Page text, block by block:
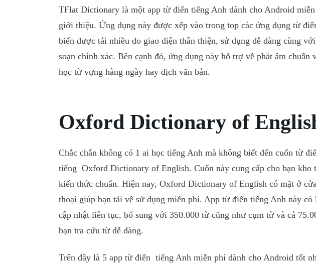
TFlat Dictionary là một app từ điển tiếng Anh dành cho Android
giới thiệu. Ứng dụng này được xếp vào trong top các ứng dụng từ
biến được tải nhiều do giao diện thân thiện, sử dụng dễ dàng cùng
soạn chính xác. Bên cạnh đó, ứng dụng này hỗ trợ về phát âm
học từ vựng hàng ngày hay dịch văn bản.
Oxford Dictionary of
Chắc chắn không có 1 ai học tiếng Anh mà không biết đến cuốn từ
tiếng Oxford Dictionary of English. Cuốn này cung cấp cho bạn kho
kiến thức chuẩn. Hiện nay, Oxford Dictionary of English có mặt ở
thoại giúp bạn tải về sử dụng miễn phí. App từ điển tiếng Anh này
cập nhật liên tục, bổ sung với 350.000 từ cũng như cụm từ và cả
bạn tra cứu từ dễ dàng.
Trên đây là 5 app từ điển tiếng Anh miễn phí dành cho Android tốt